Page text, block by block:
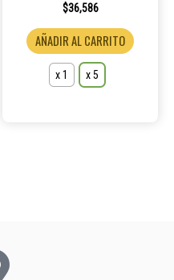
$36,586
AÑADIR AL CARRITO
x 1 x 5